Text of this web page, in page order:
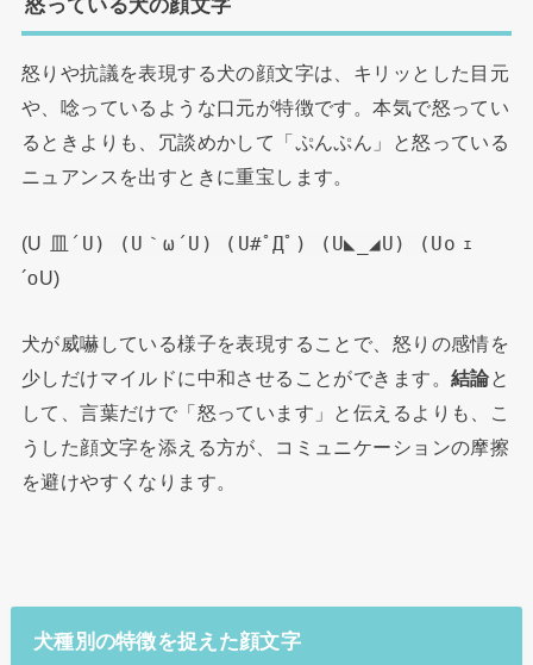
怒っている犬の顔文字
怒りや抗議を表現する犬の顔文字は、キリッとした目元
や、唸っているような口元が特徴です。本気で怒ってい
るときよりも、冗談めかして「ぷんぷん」と怒っている
ニュアンスを出すときに重宝します。
(U 皿´U) (U｀ω´U) (U#ﾟДﾟ) (U◣_◢U) (Uo ｪ
´oU)
犬が威嚇している様子を表現することで、怒りの感情を
少しだけマイルドに中和させることができます。 結論と
して、言葉だけで「怒っています」と伝えるよりも、こ
うした顔文字を添える方が、コミュニケーションの摩擦
を避けやすくなります。
犬種別の特徴を捉えた顔文字